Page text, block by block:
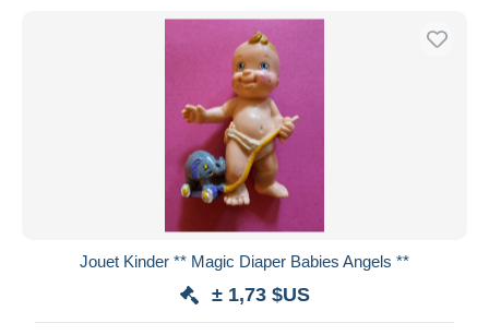
Jouet Kinder ** Magic Diaper Babies Angels **
± 1,73 $US